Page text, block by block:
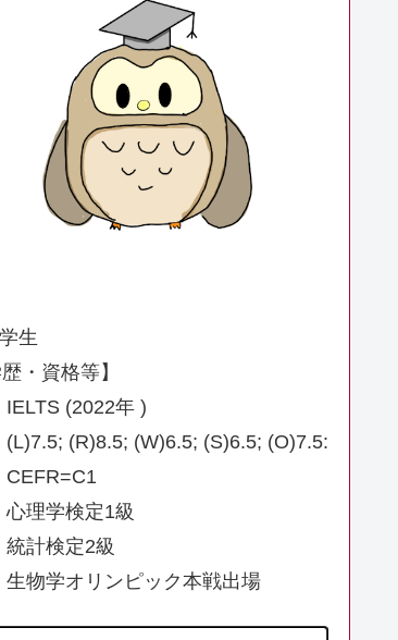
生
歴・資格等】
IELTS (2022年 )
(L)7.5; (R)8.5; (W)6.5; (S)6.5; (O)7.5:
CEFR=C1
心理学検定1級
統計検定2級
生物学オリンピック本戦出場